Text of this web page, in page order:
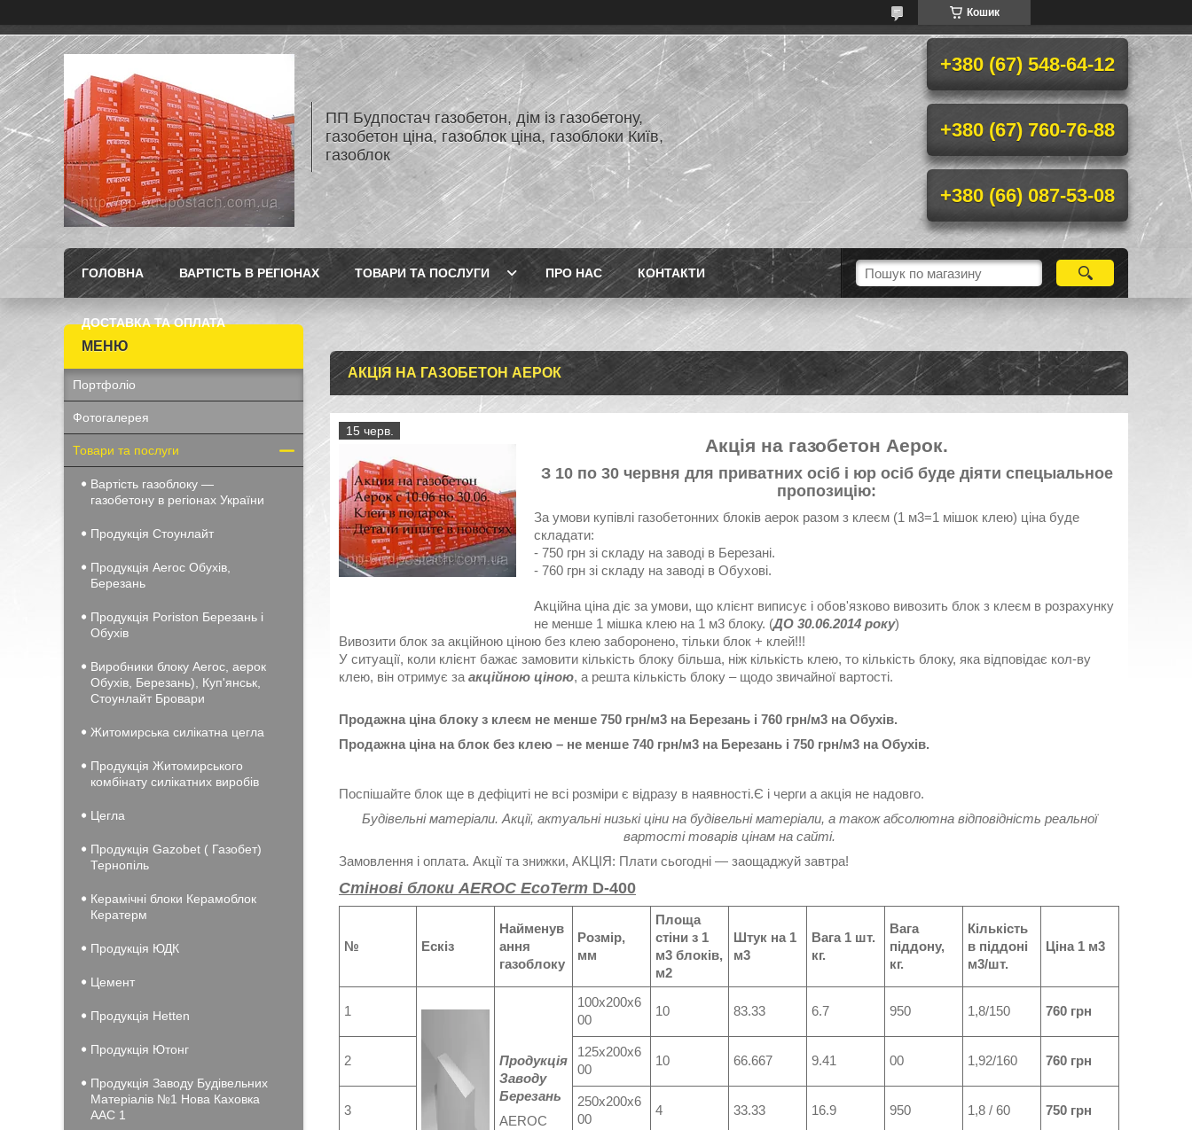
Кошик
ПП Будпостач газобетон, дім із газобетону,
газобетон ціна, газоблок ціна, газоблоки Київ,
газоблок
+380 (67) 548-64-12
+380 (67) 760-76-88
+380 (66) 087-53-08
ГОЛОВНА ВАРТІСТЬ В РЕГІОНАХ ТОВАРИ ТА ПОСЛУГИ ПРО НАС КОНТАКТИ
ДОСТАВКА ТА ОПЛАТА
АКЦІЯ НА ГАЗОБЕТОН АЕРОК
15 черв.
Акція на газобетон Аерок.
З 10 по 30 червня для приватних осіб і юр осіб буде діяти спецыальное
пропозицію:
За умови купівлі газобетонних блоків аерок разом з клеєм (1 м3=1 мішок клею) ціна буде
складати:
- 750 грн зі складу на заводі в Березані.
- 760 грн зі складу на заводі в Обухові.
Акційна ціна діє за умови, що клієнт виписує і обов'язково вивозить блок з клеєм в розрахунку
не менше 1 мішка клею на 1 м3 блоку. (ДО 30.06.2014 року)
Вивозити блок за акційною ціною без клею заборонено, тільки блок + клей!!!
У ситуації, коли клієнт бажає замовити кількість блоку більша, ніж кількість клею, то кількість блоку, яка відповідає кол-ву
клею, він отримує за акційною ціною, а решта кількість блоку – щодо звичайної вартості.
Продажна ціна блоку з клеєм не менше 750 грн/м3 на Березань і 760 грн/м3 на Обухів.
Продажна ціна на блок без клею – не менше 740 грн/м3 на Березань і 750 грн/м3 на Обухів.
Поспішайте блок ще в дефіциті не всі розміри є відразу в наявності.Є і черги а акція не надовго.
Будівельні матеріали. Акції, актуальні низькі ціни на будівельні матеріали, а також абсолютна відповідність реальної
вартості товарів цінам на сайті.
Замовлення і оплата. Акції та знижки, АКЦІЯ: Плати сьогодні — заощаджуй завтра!
Стінові блоки AEROC EcoTerm D-400
№ Ескіз
Найменув
ання
газоблоку
Розмір,
мм
Площа
стіни з 1
м3 блоків,
м2
Штук на 1
м3
Вага 1 шт.
кг.
Вага
піддону,
кг.
Кількість
в піддоні
м3/шт.
Ціна 1 м3
1
Продукція
Заводу
Березань
AEROC
100x200x6
00
10 83.33 6.7 950 1,8/150 760 грн
2
125х200х6
00
10 66.667 9.41 00 1,92/160 760 грн
3
250х200х6
00
4 33.33 16.9 950 1,8 / 60 750 грн
Портфоліо
Фотогалерея
Товари та послуги
Вартість газоблоку —
газобетону в регіонах України
Продукція Стоунлайт
Продукція Aeroc Обухів,
Березань
Продукція Poriston Березань і
Обухів
Виробники блоку Aeroc, аерок
Обухів, Березань), Куп'янськ,
Стоунлайт Бровари
Житомирська силікатна цегла
Продукція Житомирського
комбінату силікатних виробів
Цегла
Продукція Gazobet ( Газобет)
Тернопіль
Керамічні блоки Керамоблок
Кератерм
Продукція ЮДК
Цемент
Продукція Hеtten
Продукція Ютонг
Продукція Заводу Будівельних
Матеріалів №1 Нова Каховка
ААС 1